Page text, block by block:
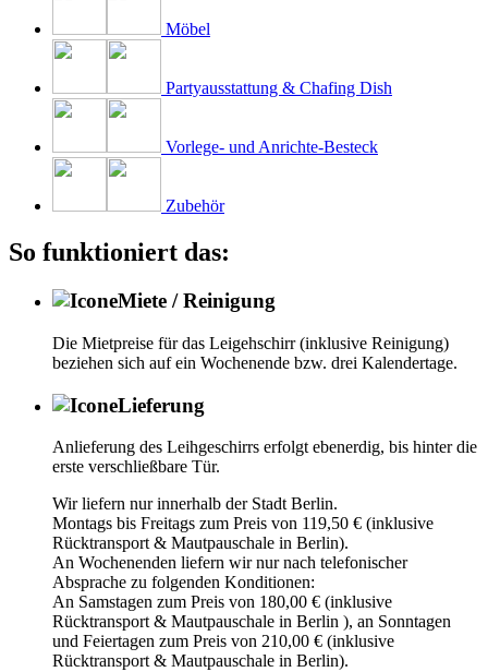
Möbel
Partyausstattung & Chafing Dish
Vorlege- und Anrichte-Besteck
Zubehör
So funktioniert das:
Miete / Reinigung
Die Mietpreise für das Leigehschirr (inklusive Reinigung)
beziehen sich auf ein Wochenende bzw. drei Kalendertage.
Lieferung
Anlieferung des Leihgeschirrs erfolgt ebenerdig, bis hinter die
erste verschließbare Tür.
Wir liefern nur innerhalb der Stadt Berlin.
Montags bis Freitags zum Preis von 119,50 € (inklusive
Rücktransport & Mautpauschale in Berlin).
An Wochenenden liefern wir nur nach telefonischer
Absprache zu folgenden Konditionen:
An Samstagen zum Preis von 180,00 € (inklusive
Rücktransport & Mautpauschale in Berlin ), an Sonntagen
und Feiertagen zum Preis von 210,00 € (inklusive
Rücktransport & Mautpauschale in Berlin).